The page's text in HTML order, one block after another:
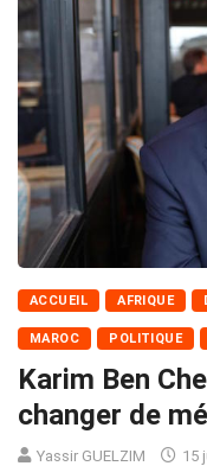
ACCUEIL AFRIQUE
MAROC POLITIQUE
Karim Ben
changer de
Yassir GUELZIM 15